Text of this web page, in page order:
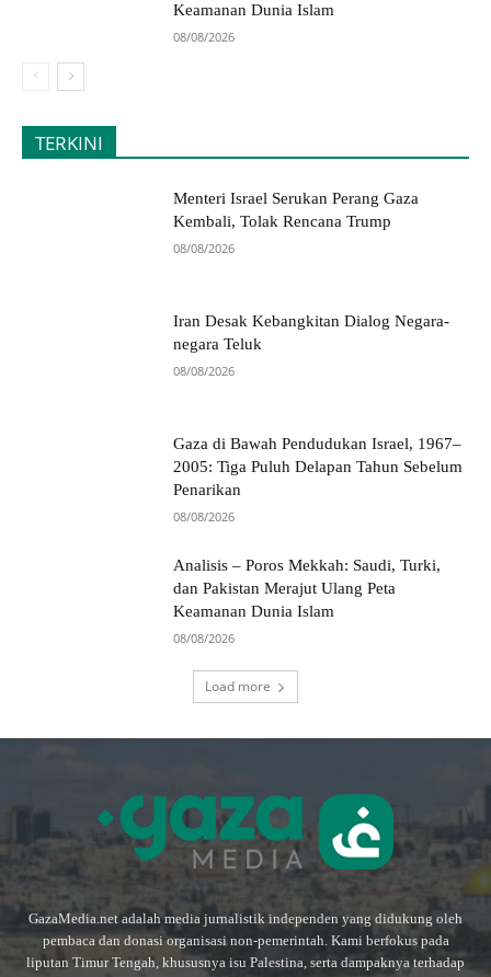
Keamanan Dunia Islam
08/08/2026
TERKINI
Menteri Israel Serukan Perang Gaza
Kembali, Tolak Rencana Trump
08/08/2026
Iran Desak Kebangkitan Dialog Negara-
negara Teluk
08/08/2026
Gaza di Bawah Pendudukan Israel, 1967–
2005: Tiga Puluh Delapan Tahun Sebelum
Penarikan
08/08/2026
Analisis – Poros Mekkah: Saudi, Turki,
dan Pakistan Merajut Ulang Peta
Keamanan Dunia Islam
08/08/2026
Load more
GazaMedia.net adalah media jurnalistik independen yang didukung oleh
pembaca dan donasi organisasi non-pemerintah. Kami berfokus pada
liputan Timur Tengah, khususnya isu Palestina, serta dampaknya terhadap